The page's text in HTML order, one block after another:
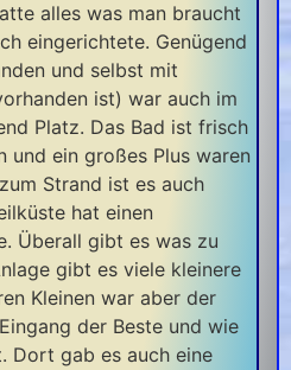
alles was man braucht
eingerichtete. Genügend
und selbst mit
ist) war auch im
Platz. Das Bad ist frisch
und ein großes Plus waren
Strand ist es auch
hat einen
Überall gibt es was zu
gibt es viele kleinere
Kleinen war aber der
der Beste und wie
Dort gab es auch eine